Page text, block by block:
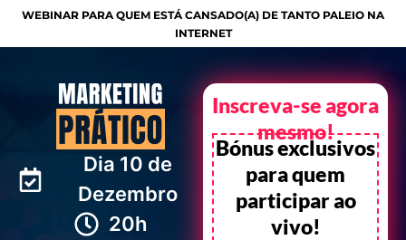
WEBINAR PARA QUEM ESTÁ CANSADO(A) DE TANTO PALEIO NA
INTERNET
Dia 10 de
Dezembro
20h
Inscreva-se agora
mesmo!
Bónus exclusivos
para quem
participar ao
vivo!